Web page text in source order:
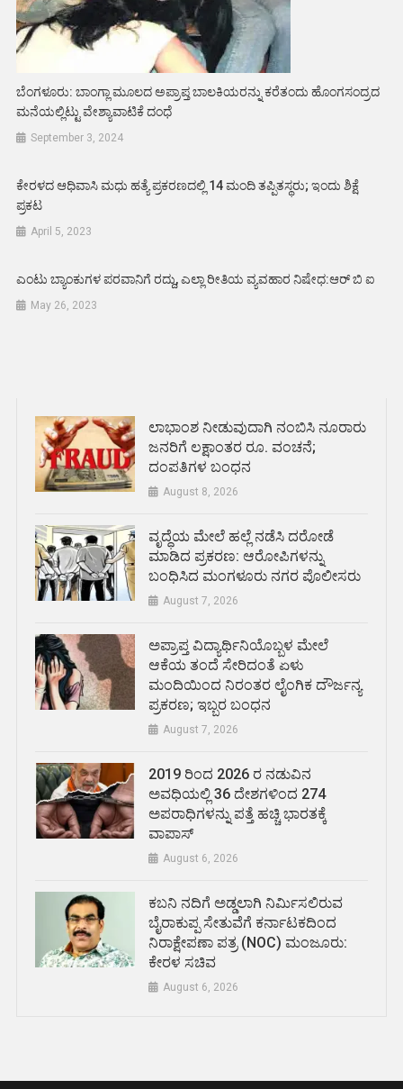
ಬೆಂಗಳೂರು: ಬಾಂಗ್ಲಾ ಮೂಲದ ಅಪ್ರಾಪ್ತ ಬಾಲಕಿಯರನ್ನು ಕರೆತಂದು ಹೊಂಗಸಂದ್ರದ
ಮನೆಯಲ್ಲಿಟ್ಟು ವೇಶ್ಯಾವಾಟಿಕೆ ದಂಧೆ
September 3, 2024
ಕೇರಳದ ಆಧಿವಾಸಿ ಮಧು ಹತ್ಯೆ ಪ್ರಕರಣದಲ್ಲಿ 14 ಮಂದಿ ತಪ್ಪಿತಸ್ಥರು; ಇಂದು ಶಿಕ್ಷೆ
ಪ್ರಕಟ
April 5, 2023
ಎಂಟು ಬ್ಯಾಂಕುಗಳ ಪರವಾನಿಗೆ ರದ್ದು, ಎಲ್ಲಾ ರೀತಿಯ ವ್ಯವಹಾರ ನಿಷೇಧ:ಆರ್ ಬಿ ಐ
May 26, 2023
ಲಾಭಾಂಶ ನೀಡುವುದಾಗಿ ನಂಬಿಸಿ ನೂರಾರು
ಜನರಿಗೆ ಲಕ್ಷಾಂತರ ರೂ. ವಂಚನೆ;
ದಂಪತಿಗಳ ಬಂಧನ
August 8, 2026
ವೃದ್ಧೆಯ ಮೇಲೆ ಹಲ್ಲೆ ನಡೆಸಿ ದರೋಡೆ
ಮಾಡಿದ ಪ್ರಕರಣ: ಆರೋಪಿಗಳನ್ನು
ಬಂಧಿಸಿದ ಮಂಗಳೂರು ನಗರ ಪೊಲೀಸರು
August 7, 2026
ಅಪ್ರಾಪ್ತ ವಿದ್ಯಾರ್ಥಿನಿಯೊಬ್ಬಳ ಮೇಲೆ
ಆಕೆಯ ತಂದೆ ಸೇರಿದಂತೆ ಏಳು
ಮಂದಿಯಿಂದ ನಿರಂತರ ಲೈಂಗಿಕ ದೌರ್ಜನ್ಯ
ಪ್ರಕರಣ; ಇಬ್ಬರ ಬಂಧನ
August 7, 2026
2019 ರಿಂದ 2026 ರ ನಡುವಿನ
ಅವಧಿಯಲ್ಲಿ 36 ದೇಶಗಳಿಂದ 274
ಅಪರಾಧಿಗಳನ್ನು ಪತ್ತೆ ಹಚ್ಚಿ ಭಾರತಕ್ಕೆ
ವಾಪಾಸ್
August 6, 2026
ಕಬನಿ ನದಿಗೆ ಅಡ್ಡಲಾಗಿ ನಿರ್ಮಿಸಲಿರುವ
ಬೈರಾಕುಪ್ಪ ಸೇತುವೆಗೆ ಕರ್ನಾಟಕದಿಂದ
ನಿರಾಕ್ಷೇಪಣಾ ಪತ್ರ (NOC) ಮಂಜೂರು:
ಕೇರಳ ಸಚಿವ
August 6, 2026